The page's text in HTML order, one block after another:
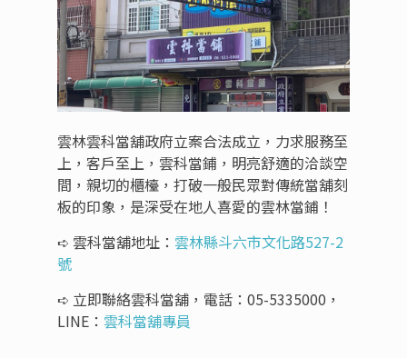
雲林雲科當舖政府立案合法成立，力求服務至
上，客戶至上，雲科當鋪，明亮舒適的洽談空
間，親切的櫃檯，打破一般民眾對傳統當舖刻
板的印象，是深受在地人喜愛的雲林當鋪！
➪ 雲科當舖地址： 雲林縣斗六市文化路527-2
號
➪ 立即聯絡雲科當舖，電話： 05-5335000 ，
LINE： 雲科當舖專員